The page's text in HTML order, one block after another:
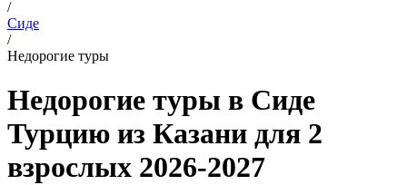
/
Сиде
/
Недорогие туры
Недорогие туры в Сиде
Турцию из Казани для 2
взрослых 2026-2027